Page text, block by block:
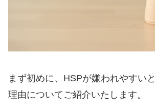
まず初めに、HSPが嫌われやすい
理由についてご紹介いたします。